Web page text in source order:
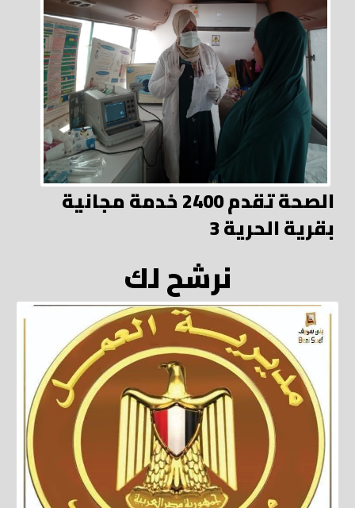
الصحة تقدم 2400 خدمة مجانية
بقرية الحرية 3
نرشح لك